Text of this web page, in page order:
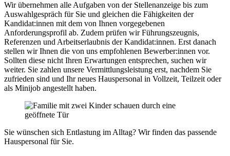
Wir übernehmen alle Aufgaben von der Stellenanzeige bis zum
Auswahlgespräch für Sie und gleichen die Fähigkeiten der
Kandidat:innen mit dem von Ihnen vorgegebenen
Anforderungsprofil ab. Zudem prüfen wir Führungszeugnis,
Referenzen und Arbeitserlaubnis der Kandidat:innen. Erst danach
stellen wir Ihnen die von uns empfohlenen Bewerber:innen vor.
Sollten diese nicht Ihren Erwartungen entsprechen, suchen wir
weiter. Sie zahlen unsere Vermittlungsleistung erst, nachdem Sie
zufrieden sind und Ihr neues Hauspersonal in Vollzeit, Teilzeit oder
als Minijob angestellt haben.
Sie wünschen sich Entlastung im Alltag? Wir finden das passende
Hauspersonal für Sie.